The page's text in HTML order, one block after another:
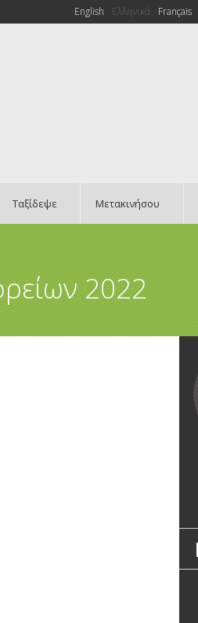
English Ελληνικά Français
Ταξίδεψε Μετακινήσου
2022